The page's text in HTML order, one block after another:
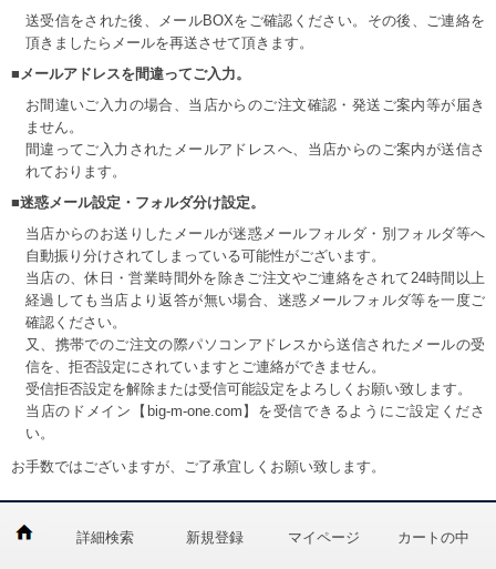
送受信をされた後、メールBOXをご確認ください。その後、ご連絡を
頂きましたらメールを再送させて頂きます。
■メールアドレスを間違ってご入力。
お間違いご入力の場合、当店からのご注文確認・発送ご案内等が届き
ません。
間違ってご入力されたメールアドレスへ、当店からのご案内が送信さ
れております。
■迷惑メール設定・フォルダ分け設定。
当店からのお送りしたメールが迷惑メールフォルダ・別フォルダ等へ
自動振り分けされてしまっている可能性がございます。
当店の、休日・営業時間外を除きご注文やご連絡をされて24時間以上
経過しても当店より返答が無い場合、迷惑メールフォルダ等を一度ご
確認ください。
又、携帯でのご注文の際パソコンアドレスから送信されたメールの受
信を、拒否設定にされていますとご連絡ができません。
受信拒否設定を解除または受信可能設定をよろしくお願い致します。
当店のドメイン【big-m-one.com】を受信できるようにご設定くださ
い。
お手数ではございますが、ご了承宜しくお願い致します。
詳細検索 新規登録 マイページ カートの中